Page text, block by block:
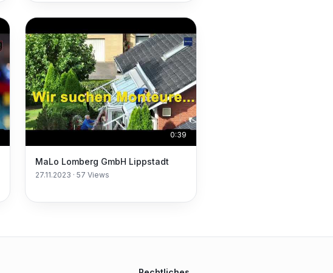
0:39
MaLo Lomberg GmbH Lippstadt
27.11.2023 · 57 Views